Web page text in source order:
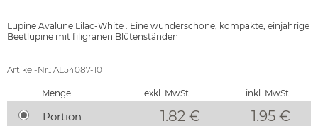
Lupine Avalune Lilac-White : Eine wunderschöne, kompakte, einjährige
Beetlupine mit filigranen Blütenständen
Artikel-Nr.: AL54087-10
Menge exkl. MwSt. inkl. MwSt.
Portion 1.82 € 1.95 €